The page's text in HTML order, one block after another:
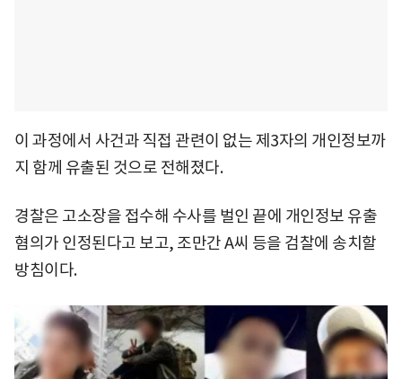
이 과정에서 사건과 직접 관련이 없는 제3자의 개인정보까
지 함께 유출된 것으로 전해졌다.
경찰은 고소장을 접수해 수사를 벌인 끝에 개인정보 유출
혐의가 인정된다고 보고, 조만간 A씨 등을 검찰에 송치할
방침이다.